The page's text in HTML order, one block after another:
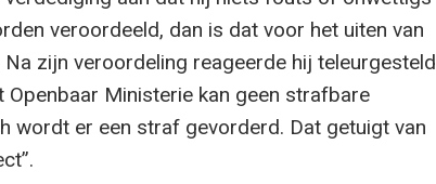
veroordeeld, dan is dat voor het uiten van
zijn veroordeling reageerde hij teleurgesteld
Openbaar Ministerie kan geen strafbare
wordt er een straf gevorderd. Dat getuigt van